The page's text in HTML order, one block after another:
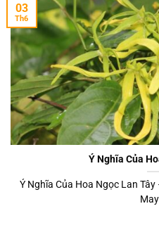
Ý Nghĩa Của
Ý Nghĩa Của Hoa Ngọc Lan
03
Th6